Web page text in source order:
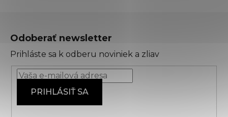
Odoberať newsletter
Prihláste sa k odberu noviniek a zliav
PRIHLÁSIŤ SA